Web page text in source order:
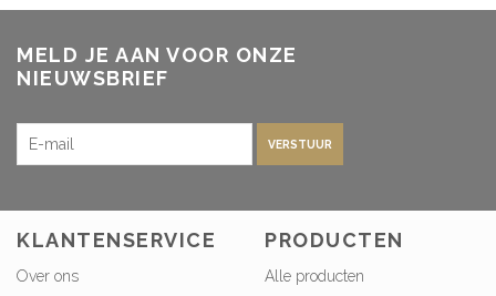
MELD JE AAN VOOR ONZE
NIEUWSBRIEF
VERSTUUR
KLANTENSERVICE
Over ons
PRODUCTEN
Alle producten